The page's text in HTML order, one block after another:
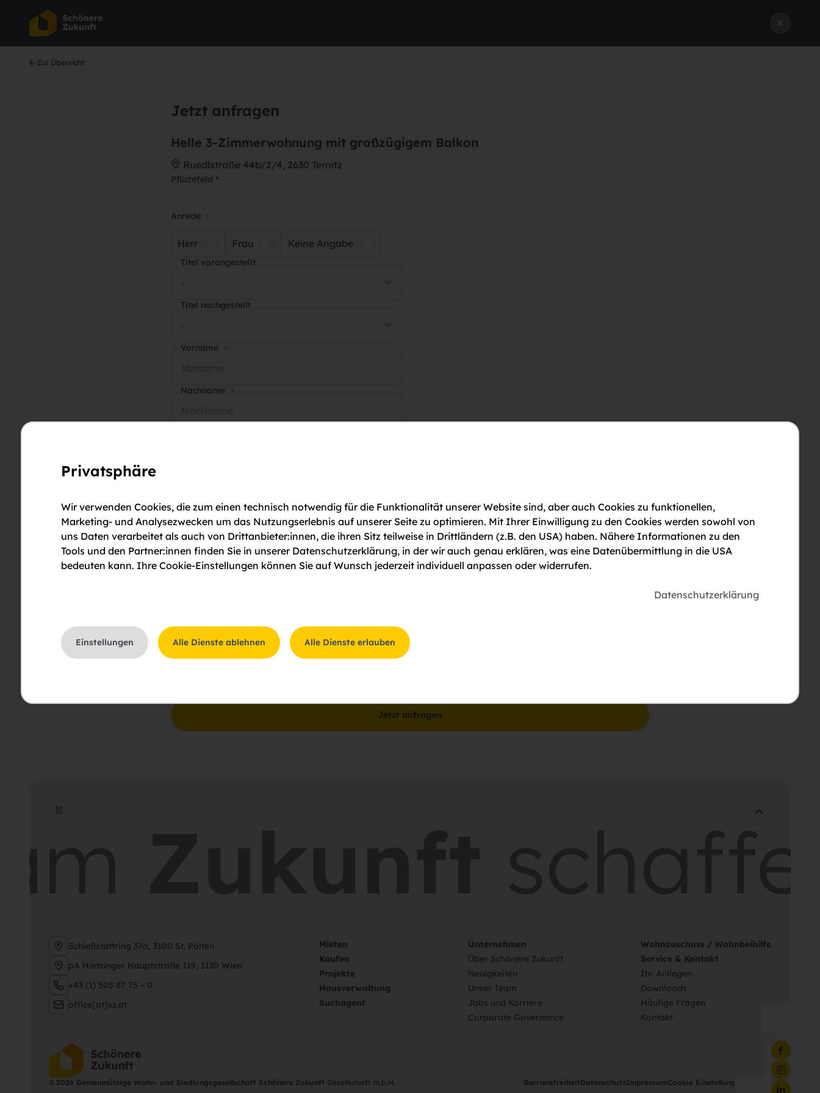
Zur Übersicht
Jetzt anfragen
Helle 3-Zimmerwohnung mit großzügigem Balkon
Ruedlstraße 44b/2/4, 2630 Ternitz
Pflichtfeld *
Anrede *
Herr Frau Keine Angabe
Titel vorangestellt
Titel nachgestellt
Vorname *
Nachname *
Anmerkungen
Bitte um Rückruf
Bitte um eine Besichtigung
Schießstattring 37a, 3100 St. Pölten
pA Hietzinger Hauptstraße 119, 1130 Wien
+43 (1) 505 87 75 – 0
office[at]sz.at
Mieten
Kaufen
Projekte
Hausverwaltung
Suchagent
Unternehmen
Über Schönere Zukunft
Neuigkeiten
Unser Team
Jobs und Karriere
Corporate Governance
Wohnzuschuss / Wohnbeihilfe
Service & Kontakt
Ihr Anliegen
Downloads
Häufige Fragen
Kontakt
© 2026 Gemeinnützige Wohn- und Siedlungsgesellschaft Schönere Zukunft Gesellschaft m.b.H. BarrierefreiheitDatenschutzImpressumCookie Einstellungen
Privatsphäre
Wir verwenden Cookies, die zum einen technisch notwendig für die Funktionalität unserer Website sind, aber auch Cookies zu funktionellen,
Marketing- und Analysezwecken um das Nutzungserlebnis auf unserer Seite zu optimieren. Mit Ihrer Einwilligung zu den Cookies werden sowohl von
uns Daten verarbeitet als auch von Drittanbieter:innen, die ihren Sitz teilweise in Drittländern (z.B. den USA) haben. Nähere Informationen zu den
Tools und den Partner:innen finden Sie in unserer Datenschutzerklärung, in der wir auch genau erklären, was eine Datenübermittlung in die USA
bedeuten kann. Ihre Cookie-Einstellungen können Sie auf Wunsch jederzeit individuell anpassen oder widerrufen.
Datenschutzerklärung
Einstellungen Alle Dienste ablehnen Alle Dienste erlauben